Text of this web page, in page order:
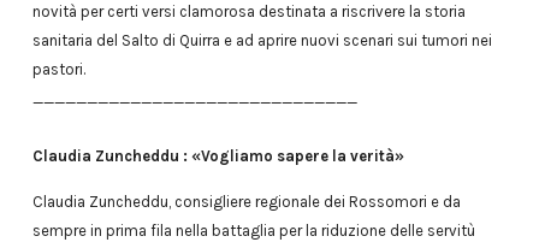
novità per certi versi clamorosa destinata a riscrivere la storia
sanitaria del Salto di Quirra e ad aprire nuovi scenari sui tumori nei
pastori.
Claudia Zuncheddu : «Vogliamo sapere la verità»
Claudia Zuncheddu, consigliere regionale dei Rossomori e da
sempre in prima fila nella battaglia per la riduzione delle servitù